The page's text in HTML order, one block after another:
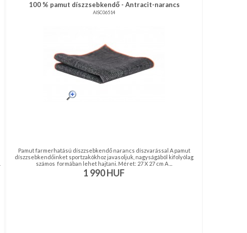
100 % pamut díszzsebkendő - Antracit-narancs
AISC06514
Pamut farmerhatású díszzsebkendő narancs díszvarással A pamut
díszzsebkendőinket sportzakókhoz javasoljuk, nagyságából kifolyólag
számos formában lehet hajtani. Méret: 27 X 27 cm A ...
1 990HUF